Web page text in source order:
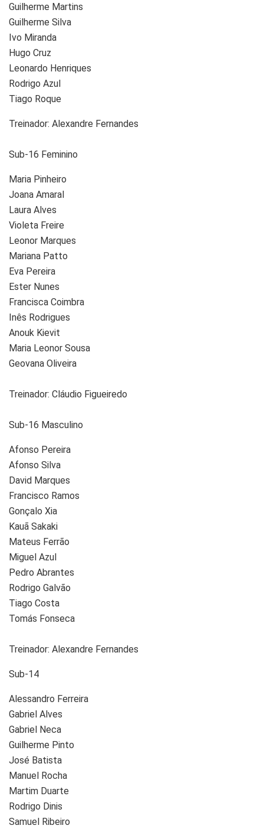
Guilherme Martins
Guilherme Silva
Ivo Miranda
Hugo Cruz
Leonardo Henriques
Rodrigo Azul
Tiago Roque
Treinador: Alexandre Fernandes
Sub-16 Feminino
Maria Pinheiro
Joana Amaral
Laura Alves
Violeta Freire
Leonor Marques
Mariana Patto
Eva Pereira
Ester Nunes
Francisca Coimbra
Inês Rodrigues
Anouk Kievit
Maria Leonor Sousa
Geovana Oliveira
Treinador: Cláudio Figueiredo
Sub-16 Masculino
Afonso Pereira
Afonso Silva
David Marques
Francisco Ramos
Gonçalo Xia
Kauã Sakaki
Mateus Ferrão
Miguel Azul
Pedro Abrantes
Rodrigo Galvão
Tiago Costa
Tomás Fonseca
Treinador: Alexandre Fernandes
Sub-14
Alessandro Ferreira
Gabriel Alves
Gabriel Neca
Guilherme Pinto
José Batista
Manuel Rocha
Martim Duarte
Rodrigo Dinis
Samuel Ribeiro